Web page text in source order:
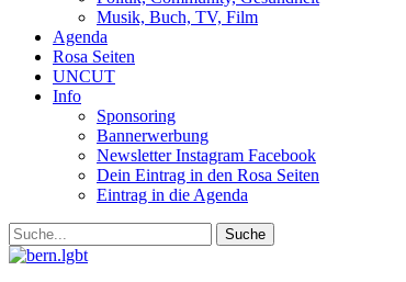
Musik, Buch, TV, Film
Agenda
Rosa Seiten
UNCUT
Info
Sponsoring
Bannerwerbung
Newsletter Instagram Facebook
Dein Eintrag in den Rosa Seiten
Eintrag in die Agenda